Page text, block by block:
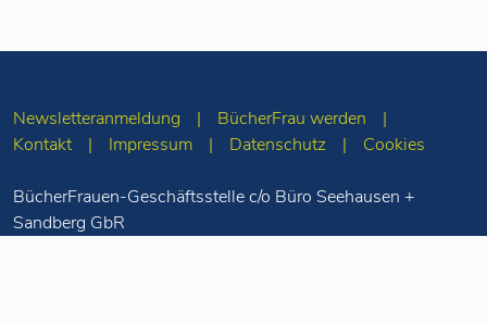
Newsletteranmeldung
BücherFrau werden
Kontakt
Impressum Datenschutz Cookies
BücherFrauen-Geschäftsstelle c/o Büro Seehausen +
Sandberg GbR